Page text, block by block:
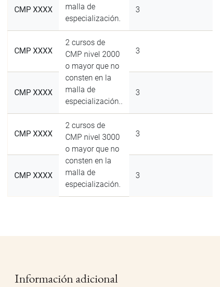
malla de
especialización.
CMP XXXX 3
CMP XXXX
2 cursos de
CMP nivel 2000
o mayor que no
consten en la
malla de
especialización..
3
CMP XXXX 3
CMP XXXX
2 cursos de
CMP nivel 3000
o mayor que no
consten en la
malla de
especialización.
3
CMP XXXX 3
Información adicional